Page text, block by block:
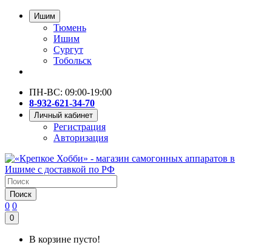
Ишим
Тюмень
Ишим
Сургут
Тобольск
ПН-ВС: 09:00-19:00
8-932-621-34-70
Личный кабинет
Регистрация
Авторизация
Поиск
0 0
0
В корзине пусто!